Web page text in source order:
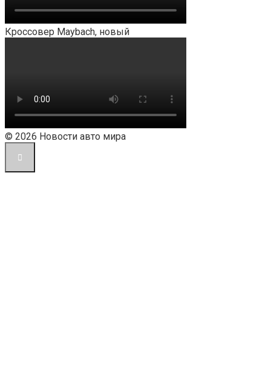
Кроссовер Maybach, новый
© 2026 Новости авто мира